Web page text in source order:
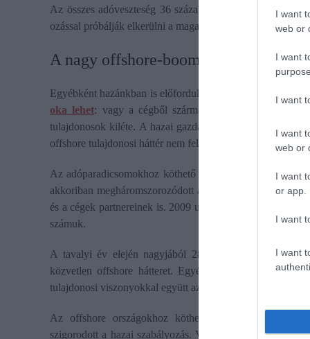
I want
web or
I want
I want
I want
web or
I want
or app.
I want
I want
Az összes adóveszteség 36 százaléka pedig olyan
ozással próbálják elkerülni a magasabb adóterheket.
A nagy offshore-boom
Egyébként hazánkban is előfordul, hogy offshore-jellegű
oka lehet: vagy a cégből származó jövedelem
tulajdonosok kiléte. A hazai gazdaság működése
offshore tulajdonosi háttér nem feltétlen jogszerűtlen.
Az adóparadicsomokhoz köthető társas vállalkozások
akkoriban megháromszorozódott a számuk. Ez persze
és a cégek partnereinek is. 2009 után azonban több
számuk.
A tavalyi év elején nagyjából 2800 vállalkozás
közvetlen offshore hátteret. Egyébként ez arányiban
tulajdonosi viszonyokkal együtt azonban 4000-re volt tehető
Az offshore országokhoz köthető cégek számának
szigorodott a hazai szabályozás. Viszont a másik oka az